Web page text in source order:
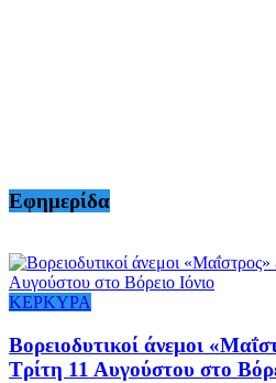
Εφημερίδα
ΚΕΡΚΥΡΑ
Βορειοδυτικοί άνεμοι
Τρίτη 11 Αυγούστου στο